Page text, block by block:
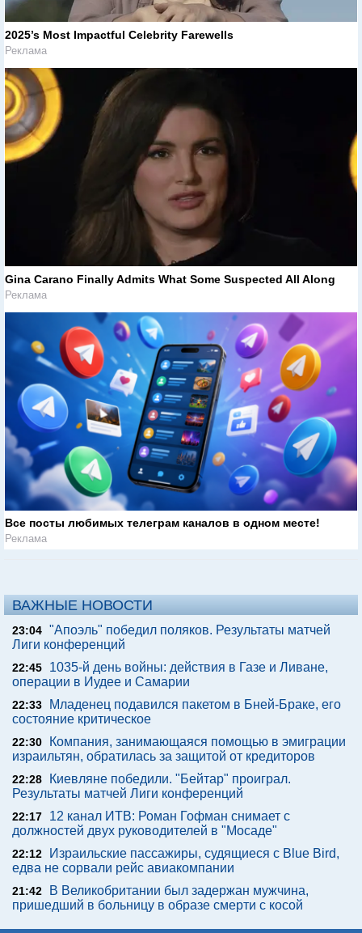
2025’s Most Impactful Celebrity Farewells
Реклама
Gina Carano Finally Admits What Some Suspected All Along
Реклама
Все посты любимых телеграм каналов в одном месте!
Реклама
ВАЖНЫЕ НОВОСТИ
23:04 "Апоэль" победил поляков. Результаты матчей
Лиги конференций
22:45
1035-й день войны: действия в Газе и Ливане,
операции в Иудее и Самарии
22:33
Младенец подавился пакетом в Бней-Браке, его
состояние критическое
22:30
Компания, занимающаяся помощью в эмиграции
израильтян, обратилась за защитой от кредиторов
22:28
Киевляне победили. "Бейтар" проиграл.
Результаты матчей Лиги конференций
22:17
12 канал ИТВ: Роман Гофман снимает с
должностей двух руководителей в "Мосаде"
22:12
Израильские пассажиры, судящиеся с Blue Bird,
едва не сорвали рейс авиакомпании
21:42
В Великобритании был задержан мужчина,
пришедший в больницу в образе смерти с косой